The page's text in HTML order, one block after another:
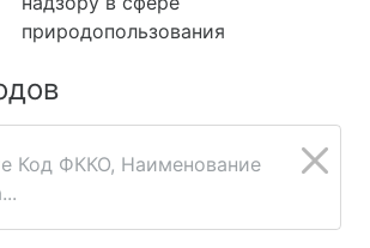
природопользования
Код ФККО, Наименование